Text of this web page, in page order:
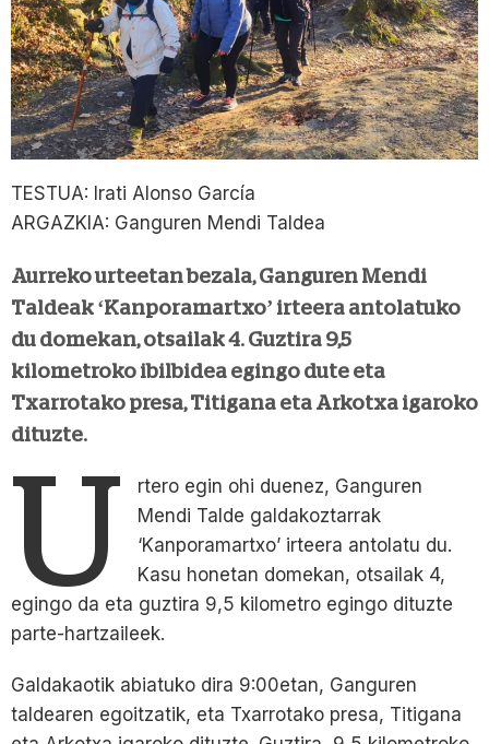
TESTUA: Irati Alonso García
ARGAZKIA: Ganguren Mendi Taldea
Aurreko urteetan bezala, Ganguren Mendi
Taldeak ‘Kanporamartxo’ irteera antolatuko
du domekan, otsailak 4. Guztira 9,5
kilometroko ibilbidea egingo dute eta
Txarrotako presa, Titigana eta Arkotxa igaroko
dituzte.
U
rtero egin ohi duenez, Ganguren
Mendi Talde galdakoztarrak
‘Kanporamartxo’ irteera antolatu du.
Kasu honetan domekan, otsailak 4,
egingo da eta guztira 9,5 kilometro egingo dituzte
parte-hartzaileek.
Galdakaotik abiatuko dira 9:00etan, Ganguren
taldearen egoitzatik, eta Txarrotako presa, Titigana